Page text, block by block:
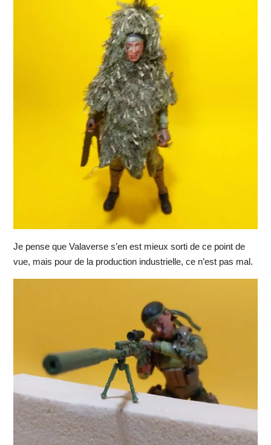
Je pense que Valaverse s’en est mieux sorti de ce point de
vue, mais pour de la production industrielle, ce n’est pas mal.